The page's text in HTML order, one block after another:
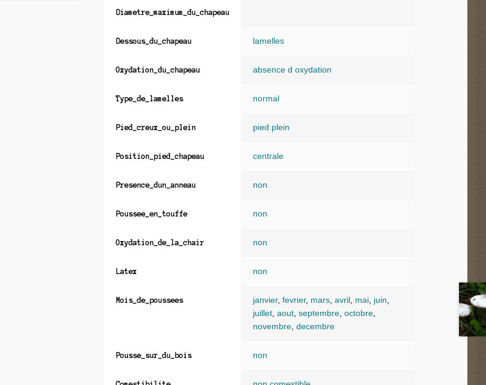
Diametre_maximum_du_chapeau
Dessous_du_chapeau lamelles
Oxydation_du_chapeau absence d oxydation
Type_de_lamelles normal
Pied_creux_ou_plein pied plein
Position_pied_chapeau centrale
Presence_dun_anneau non
Poussee_en_touffe non
Oxydation_de_la_chair non
Latex non
Mois_de_poussees janvier, fevrier, mars, avril, mai, juin
juillet, aout, septembre, octobre,
novembre, decembre
Pousse_sur_du_bois non